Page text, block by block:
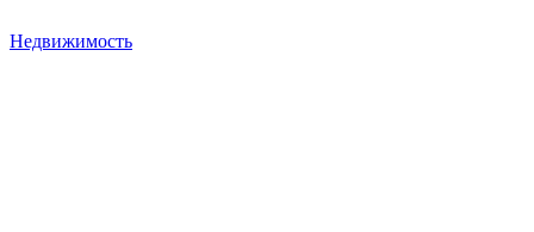
Недвижимость